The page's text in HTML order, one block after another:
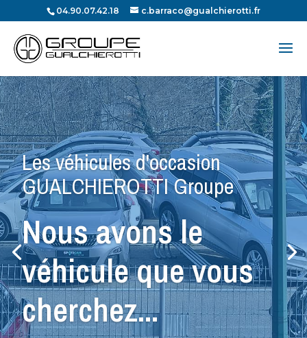
04.90.07.42.18 c.barraco@gualchierotti.fr
Recherche
de
produits
Les véhicules d'occasion
GUALCHIEROTTI Groupe
Nous avons le
véhicule que vous
cherchez...